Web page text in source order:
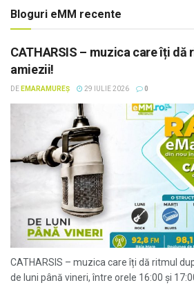
Bloguri eMM recente
CATHARSIS – muzica care îți dă
amiezii!
DE EMARAMUREȘ 29 IULIE 2026 0
CATHARSIS – muzica care îți dă ritmul
de luni până vineri, între orele 16:00 și